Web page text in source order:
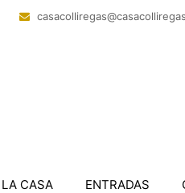
@sagerillocasac
LA CASA ENTRADAS